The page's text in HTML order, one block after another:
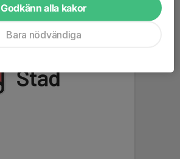
Godkänn alla kakor
Bara nödvändiga